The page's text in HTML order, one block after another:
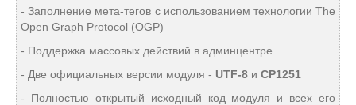
- Заполнение мета-тегов с использованием технологии The
Open Graph Protocol (OGP)
- Поддержка массовых действий в админцентре
- Две официальных версии модуля - UTF-8 и CP1251
- Полностью открытый исходный код модуля и всех его